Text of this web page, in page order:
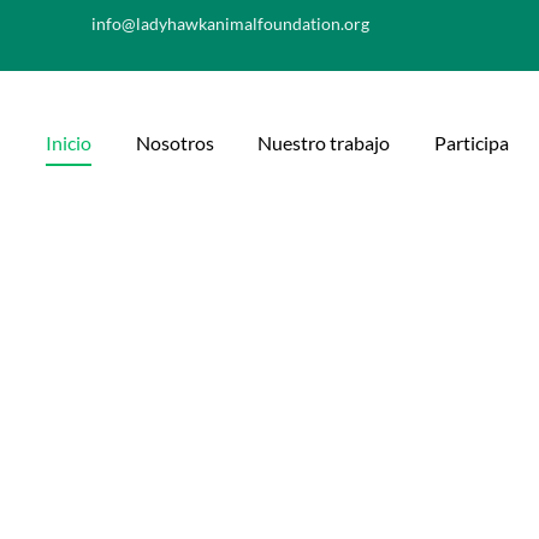
info@ladyhawkanimalfoundation.org
Inicio Nosotros Nuestro trabajo Participa